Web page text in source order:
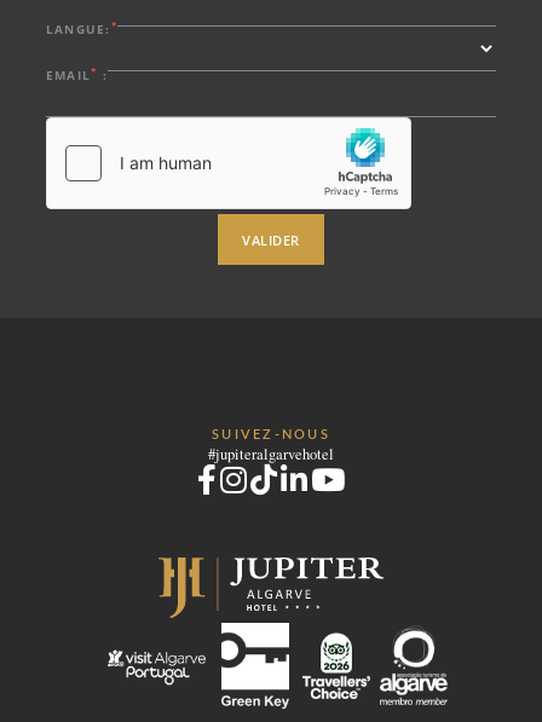
LANGUE: *
EMAIL* :
VALIDER
SUIVEZ-NOUS
#jupiteralgarvehotel
SERVICES
PHOTOS
CONTACTEZ-NOUS
Avenida Tomás Cabreira 92, 8500-802 Portimão - Portugal